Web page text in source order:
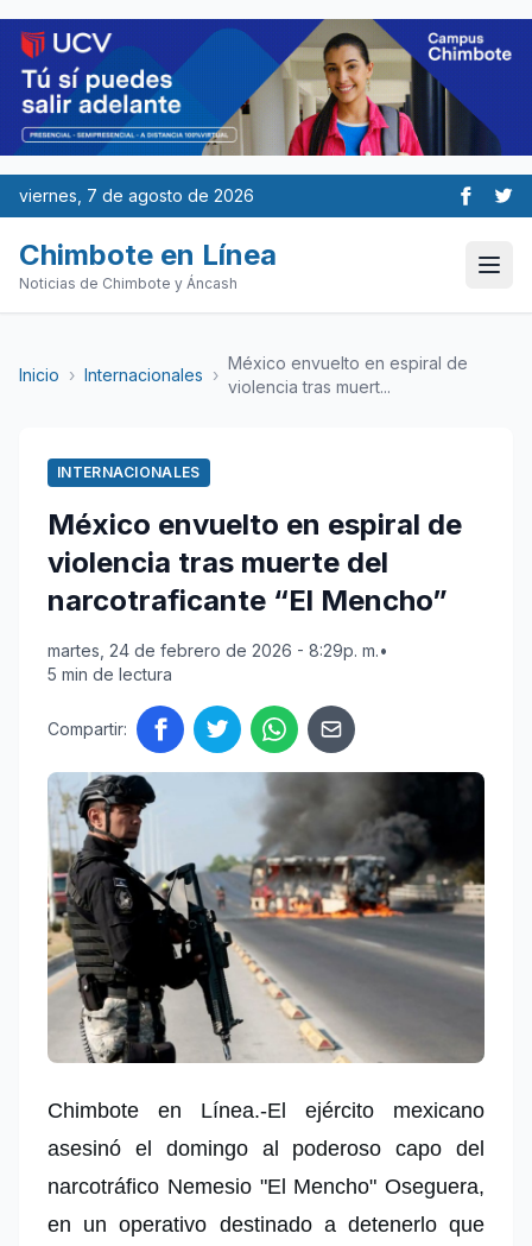
viernes, 7 de agosto de 2026
Chimbote en Línea
Noticias de Chimbote y Áncash
Inicio › Internacionales ›
México envuelto en espiral de
violencia tras muert...
INTERNACIONALES
México envuelto en espiral de
violencia tras muerte del
narcotraficante “El Mencho”
martes, 24 de febrero de 2026 - 8:29p. m.•
5 min de lectura
Compartir:
Chimbote en Línea.-El ejército mexicano
asesinó el domingo al poderoso capo del
narcotráfico Nemesio "El Mencho" Oseguera,
en un operativo destinado a detenerlo que